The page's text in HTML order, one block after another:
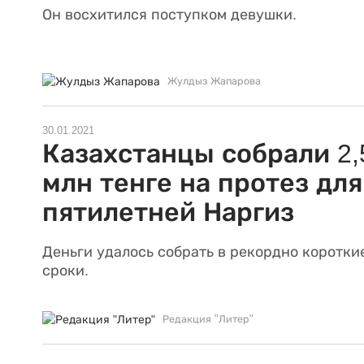
Он восхитился поступком девушки.
Жулдыз Жапарова
30.01.2021
Казахстанцы собрали
млн тенге на протез для
пятилетней Наргиз
Деньги удалось собрать в рекордно
сроки.
Редакция "Литер"